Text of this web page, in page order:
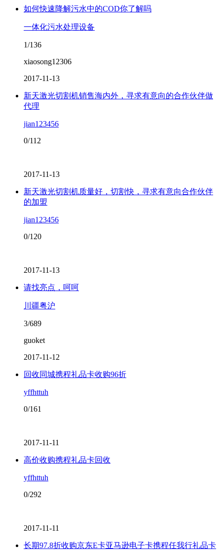
如何快速降解污水中的COD你了解吗
一体化污水处理设备
1/136
xiaosong12306
2017-11-13
新天激光切割机销售海内外，寻求有意向的合作伙伴做
代理
jian123456
0/112
2017-11-13
新天激光切割机质量好，切割快，寻求有意向合作伙伴
的加盟
jian123456
0/120
2017-11-13
请找亮点，呵呵
川疆粤沪
3/689
guoket
2017-11-12
回收同城携程礼品卡收购96折
yffhttuh
0/161
2017-11-11
高价收购携程礼品卡回收
yffhttuh
0/292
2017-11-11
长期97.8折收购京东E卡亚马逊电子卡携程任我行礼品卡